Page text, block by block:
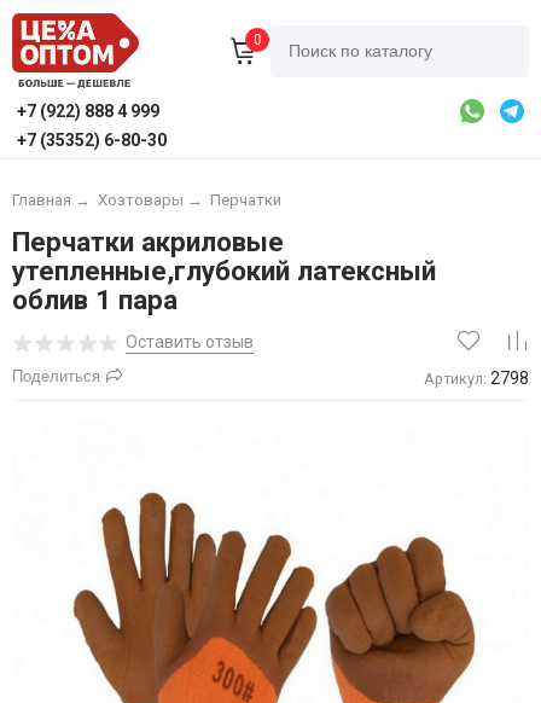
0
+7 (922) 888 4 999
+7 (35352) 6-80-30
Главная → Хозтовары → Перчатки
Перчатки акриловые
утепленные,глубокий латексный
облив 1 пара
Оставить отзыв
Поделиться Артикул: 2798